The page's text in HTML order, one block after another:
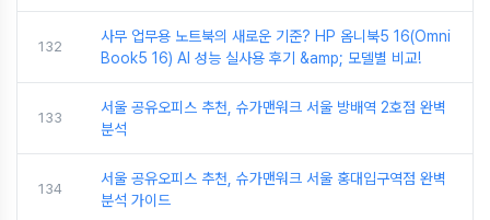
132
사무 업무용 노트북의 새로운 기준? HP 옴니북5 16(Omni
Book5 16) AI 성능 실사용 후기 &amp; 모델별 비교!
133
서울 공유오피스 추천, 슈가맨워크 서울 방배역 2호점 완벽
분석
134
서울 공유오피스 추천, 슈가맨워크 서울 홍대입구역점 완벽
분석 가이드